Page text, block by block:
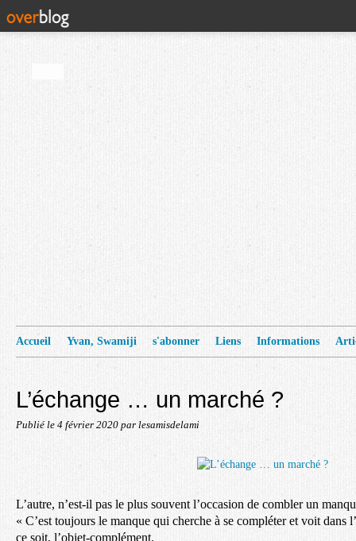
Accueil Yvan, Swamiji s'abonner Liens Informations
L’échange … un marché ?
Publié le 4 février 2020 par lesamisdelami
L’autre, n’est-il pas le plus souvent l’occasion de combler un
« C’est toujours le manque qui cherche à se compléter et voit dans
ce soit, l’objet-complément.